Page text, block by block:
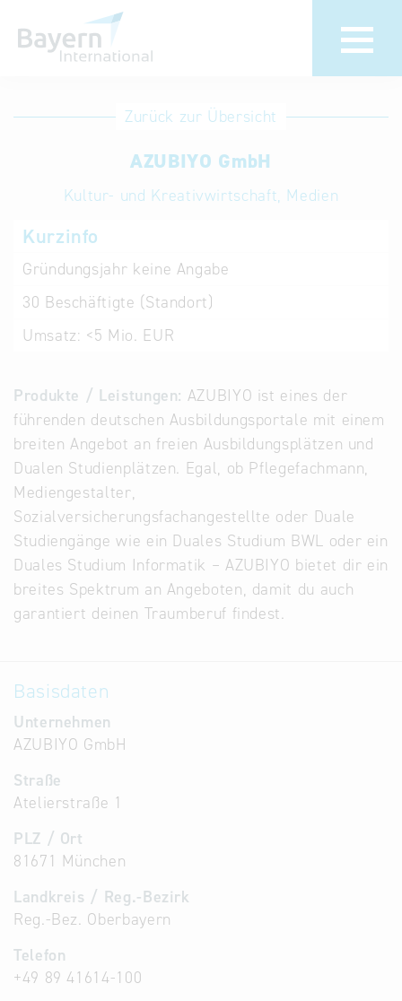
Anmeldung
Unternehmen
anmelden
Eintrag
löschen
Aktualisieren
Datenbanken
Alternative
Datenbanken
aus
und der
Slowakei
Zurück zur Übersicht
AZUBIYO GmbH
Kultur- und Kreativwirtschaft, Medien
Kurzinfo
Gründungsjahr keine Angabe
30 Beschäftigte (Standort)
Umsatz: <5 Mio. EUR
Produkte / Leistungen: AZUBIYO ist eines der
führenden deutschen Ausbildungsportale mit einem
breiten Angebot an freien Ausbildungsplätzen und
Dualen Studienplätzen. Egal, ob Pflegefachmann,
Mediengestalter,
Sozialversicherungsfachangestellte oder Duale
Studiengänge wie ein Duales Studium BWL oder ein
Duales Studium Informatik – AZUBIYO bietet dir ein
breites Spektrum an Angeboten, damit du auch
garantiert deinen Traumberuf findest.
Basisdaten
Unternehmen
AZUBIYO GmbH
Straße
Atelierstraße 1
PLZ / Ort
81671 München
Landkreis / Reg.-Bezirk
Reg.-Bez. Oberbayern
Telefon
+49 89 41614-100